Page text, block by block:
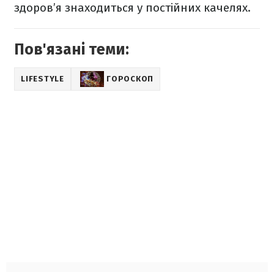
здоров’я знаходиться у постійних качелях.
Пов'язані теми:
LIFESTYLE ГОРОСКОП